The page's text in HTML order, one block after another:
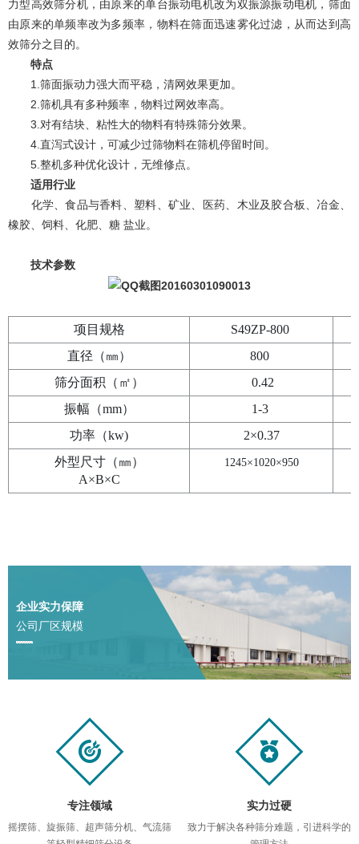
力型高效筛分机，由原来的单台振动电机改为双振源振动电机，筛面
由原来的单频率改为多频率，物料在筛面迅速雾化过滤，从而达到高
效筛分之目的。
特点
1.筛面振动力强大而平稳，清网效果更加。
2.筛机具有多种频率，物料过网效率高。
3.对有结块、粘性大的物料有特殊筛分效果。
4.直泻式设计，可减少过筛物料在筛机停留时间。
5.整机多种优化设计，无维修点。
适用行业
化学、食品与香料、塑料、矿业、医药、木业及胶合板、冶金、
橡胶、饲料、化肥、糖 盐业。
技术参数
项目规格
S49ZP-800
直径（㎜）
800
筛分面积（㎡）
0.42
振幅（mm）
1-3
功率（kw)
2×0.37
外型尺寸（㎜）
A×B×C
1245×1020×950
企业实力保障
公司厂区规模
专注领域
摇摆筛、旋振筛、超声筛分机、气流筛
实力过硬
致力于解决各种筛分难题，引进科学的